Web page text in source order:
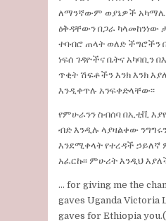
ለማንኛውም ወያኔዎች አካማሌ
ዕቅዳቸውን በጋራ ካላመከንነው
ተባብሮ ጠላት ወለድ ችግሮችን
ነፍሰ ገዳዮችና ቤትና
ጥቂት ሽፍቶችን እንክ እንክ
እንዲቀጥሉ አንፍቀድላቸው፡፡
የምሁራንን ስብሰባ በኢቲቪ
ብድ እንዲሉ ላያዛልቀው
እንደሚቀላት የተረዳች ኃይለኛ
አፈርኩ፡፡ ምሁሪት እንዲህ
… for giving me the
gaves Uganda Victoria
gaves for Ethiopia